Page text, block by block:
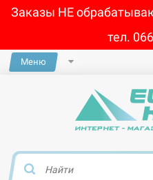
Заказы НЕ
тел.
Меню